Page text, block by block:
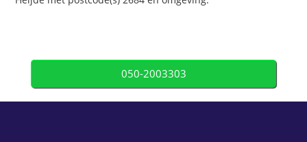
050-2003303